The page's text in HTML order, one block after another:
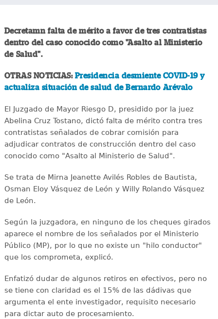
Decretamn falta de mérito a favor de tres contratistas
dentro del caso conocido como "Asalto al Ministerio
de Salud".
OTRAS NOTICIAS: Presidencia desmiente COVID-19 y
actualiza situación de salud de Bernardo Arévalo
El Juzgado de Mayor Riesgo D, presidido por la juez
Abelina Cruz Tostano, dictó falta de mérito contra tres
contratistas señalados de cobrar comisión para
adjudicar contratos de construcción dentro del caso
conocido como "Asalto al Ministerio de Salud".
Se trata de Mirna Jeanette Avilés Robles de Bautista,
Osman Eloy Vásquez de León y Willy Rolando Vásquez
de León.
Según la juzgadora, en ninguno de los cheques girados
aparece el nombre de los señalados por el Ministerio
Público (MP), por lo que no existe un "hilo conductor"
que los comprometa, explicó.
Enfatizó dudar de algunos retiros en efectivos, pero no
se tiene con claridad es el 15% de las dádivas que
argumenta el ente investigador, requisito necesario
para dictar auto de procesamiento.